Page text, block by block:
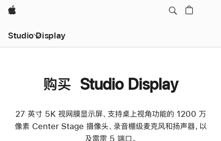
Apple
Studio Display
购买 Studio Display
27 英寸 5K 视网膜显示屏、支持桌上视角功能的 1200 万
像素 Center Stage 摄像头、录音棚级麦克风和扬声器，以
及雷雳 5 端口。